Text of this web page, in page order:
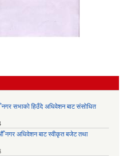
सभाको हिउँदे अधिवेशन बाट संसोधित
अधिवेशन बाट स्वीकृत बजेट तथा